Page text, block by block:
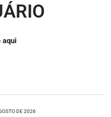
aqui
DE 2026